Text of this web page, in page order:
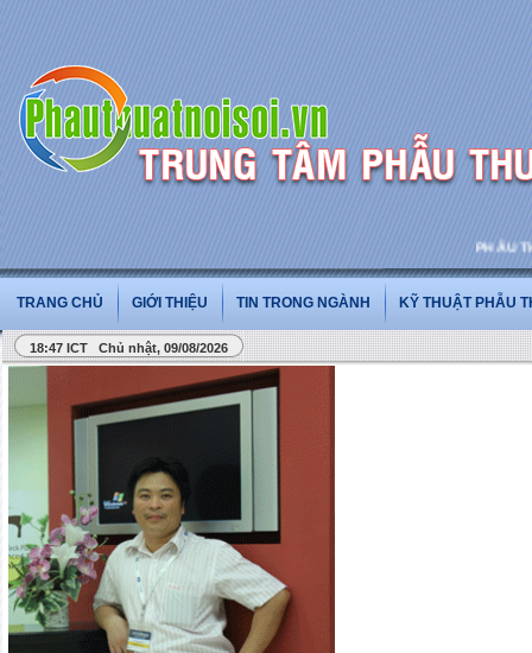
PHẪU
TRANG CHỦ GIỚI THIỆU TIN TRONG NGÀNH KỸ THUẬT PHẪU
18:47 ICT Chủ nhật, 09/08/2026